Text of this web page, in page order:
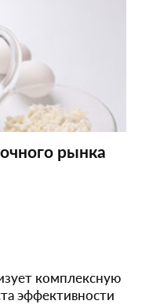
рынка
комплексную
эффективности